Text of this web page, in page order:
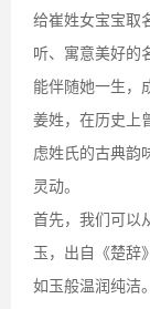
给崔姓女宝宝取
听、寓意美好的
能伴随她一生，
姜姓，在历史上
虑姓氏的古典韵
灵动。
首先，我们可以
玉，出自《楚辞
如玉般温润纯洁